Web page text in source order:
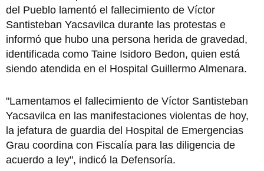
del Pueblo lamentó el fallecimiento de Víctor
Santisteban Yacsavilca durante las protestas e
informó que hubo una persona herida de gravedad,
identificada como Taine Isidoro Bedon, quien está
siendo atendida en el Hospital Guillermo Almenara.
"Lamentamos el fallecimiento de Víctor Santisteban
Yacsavilca en las manifestaciones violentas de hoy,
la jefatura de guardia del Hospital de Emergencias
Grau coordina con Fiscalía para las diligencia de
acuerdo a ley", indicó la Defensoría.